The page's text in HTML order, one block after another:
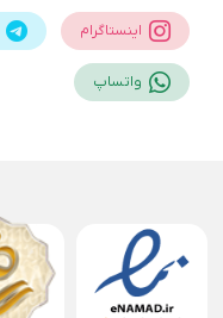
اینستاگرام
واتساپ